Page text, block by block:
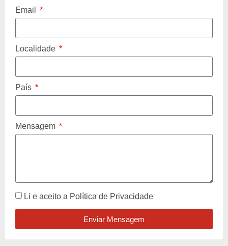
Email
Localidade
País
Mensagem
Li e aceito a Política de Privacidade
Enviar Mensagem